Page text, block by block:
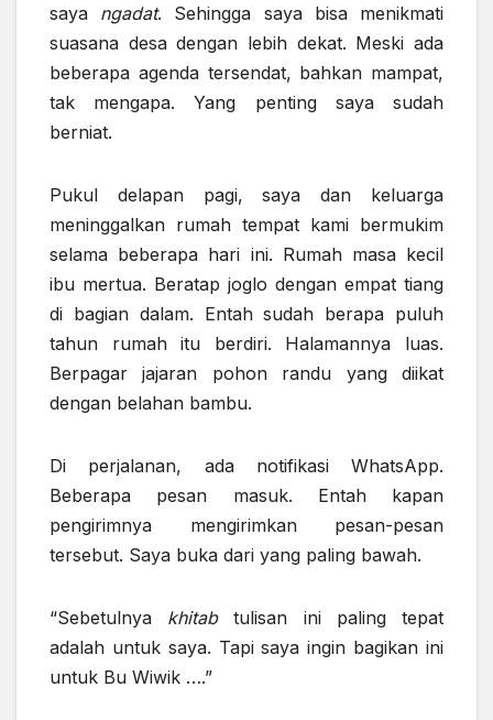
saya ngadat. Sehingga saya bisa menikmati
suasana desa dengan lebih dekat. Meski ada
beberapa agenda tersendat, bahkan mampat,
tak mengapa. Yang penting saya sudah
berniat.
Pukul delapan pagi, saya dan keluarga
meninggalkan rumah tempat kami bermukim
selama beberapa hari ini. Rumah masa kecil
ibu mertua. Beratap joglo dengan empat tiang
di bagian dalam. Entah sudah berapa puluh
tahun rumah itu berdiri. Halamannya luas.
Berpagar jajaran pohon randu yang diikat
dengan belahan bambu.
Di perjalanan, ada notifikasi WhatsApp.
Beberapa pesan masuk. Entah kapan
pengirimnya mengirimkan pesan-pesan
tersebut. Saya buka dari yang paling bawah.
“Sebetulnya khitabtulisan ini paling tepat
adalah untuk saya. Tapi saya ingin bagikan ini
untuk Bu Wiwik ….”